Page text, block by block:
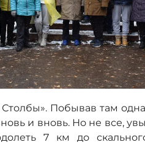
Побывав там
и вновь. Но не все,
7 км до